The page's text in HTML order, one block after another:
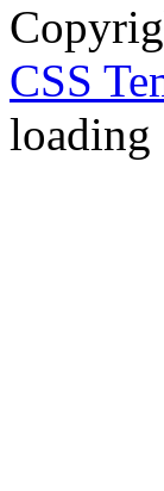
CSS
loading